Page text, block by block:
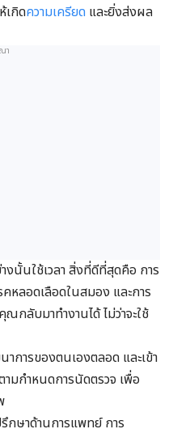
เกิดความเครียด และยิ่งส่งผล
า
งนั้นใช้เวลา สิ่งที่ดีที่สุดคือ การ
หลอดเลือดในสมอง และการ
กลับมาทำงานได้ ไม่ว่าจะใช้
ารของตนเองตลอด และเข้า
มกำหนดการนัดตรวจ เพื่อ
กษาด้านการแพทย์ การ